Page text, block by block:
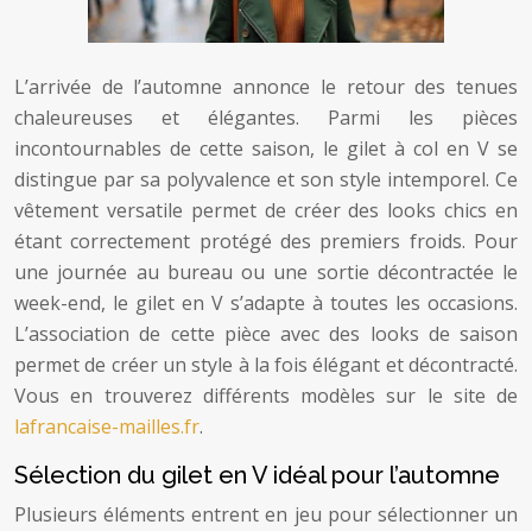
L’arrivée de l’automne annonce le retour des tenues
chaleureuses et élégantes. Parmi les pièces
incontournables de cette saison, le gilet à col en V se
distingue par sa polyvalence et son style intemporel. Ce
vêtement versatile permet de créer des looks chics en
étant correctement protégé des premiers froids. Pour
une journée au bureau ou une sortie décontractée le
week-end, le gilet en V s’adapte à toutes les occasions.
L’association de cette pièce avec des looks de saison
permet de créer un style à la fois élégant et décontracté.
Vous en trouverez différents modèles sur le site de
lafrancaise-mailles.fr.
Sélection du gilet en V idéal pour l’automne
Plusieurs éléments entrent en jeu pour sélectionner un